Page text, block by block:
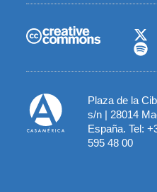
Plaza de la
s/n | 28014
España. Tel:
595 48 00